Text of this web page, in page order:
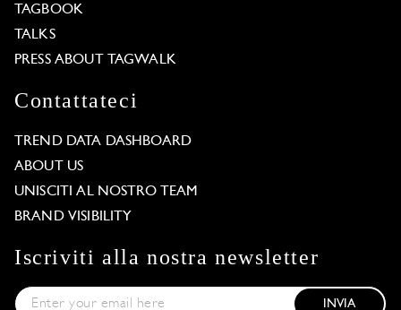
TAGBOOK
TALKS
PRESS ABOUT TAGWALK
Contattateci
TREND DATA DASHBOARD
ABOUT US
UNISCITI AL NOSTRO TEAM
BRAND VISIBILITY
Iscriviti alla nostra newsletter
INVIA